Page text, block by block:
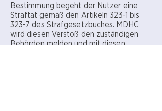
Bestimmung begeht der Nutzer eine
Straftat gemäß den Artikeln 323-1 bis
323-7 des Strafgesetzbuches. MDHC
wird diesen Verstoß den zuständigen
Behörden melden und mit diesen